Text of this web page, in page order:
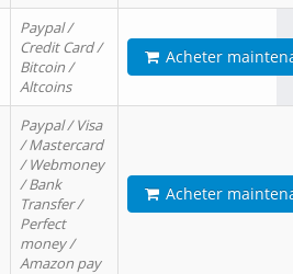
Paypal /
Credit Card /
Bitcoin /
Altcoins
Acheter
Paypal / Visa
/ Mastercard
/ Webmoney
/ Bank
Transfer /
Perfect
money /
Amazon pay
Acheter